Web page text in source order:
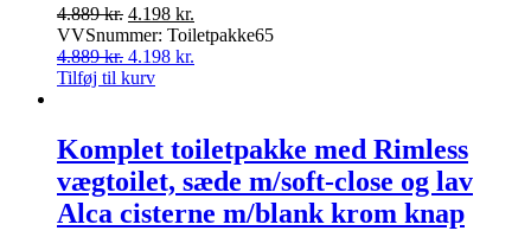
4.889kr. Den
oprindelige
pris
var:
4.198 kr.
aktuelle
VVSnummer: Toiletpakke65
4.889kr. Den
oprindelige
4.889 kr..
4.198 kr.
4.198 kr..
Tilføj til kurv
Komplet toiletpakke med Rimless
vægtoilet, sæde m/soft-close og lav
Alca cisterne m/blank krom knap